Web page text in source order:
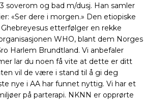
soverom og bad m/dusj. Han samler
«Ser dere i morgen.» Den etiopiske
etterfølger en rekke
WHO, blant dem Norges
Harlem Brundtland. Vi anbefaler
lar du noen få vite at dette er ditt
vil de være i stand til å gi deg
nye i AA har funnet nyttig. Vi har et
på parterapi. NKNN er opprørte